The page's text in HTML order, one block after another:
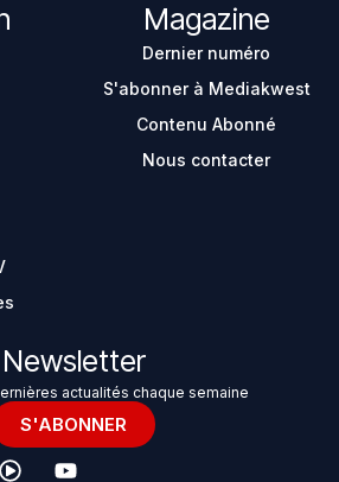
Magazine
Dernier numéro
S'abonner à Mediakwest
Contenu Abonné
Nous contacter
Newsletter
actualités chaque semaine
S'ABONNER